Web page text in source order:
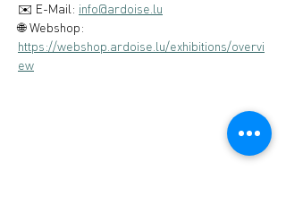
✉️ E-Mail: info@ardoise.lu
🌐 Webshop:
https://webshop.ardoise.lu/exhibitions/overvi
ew